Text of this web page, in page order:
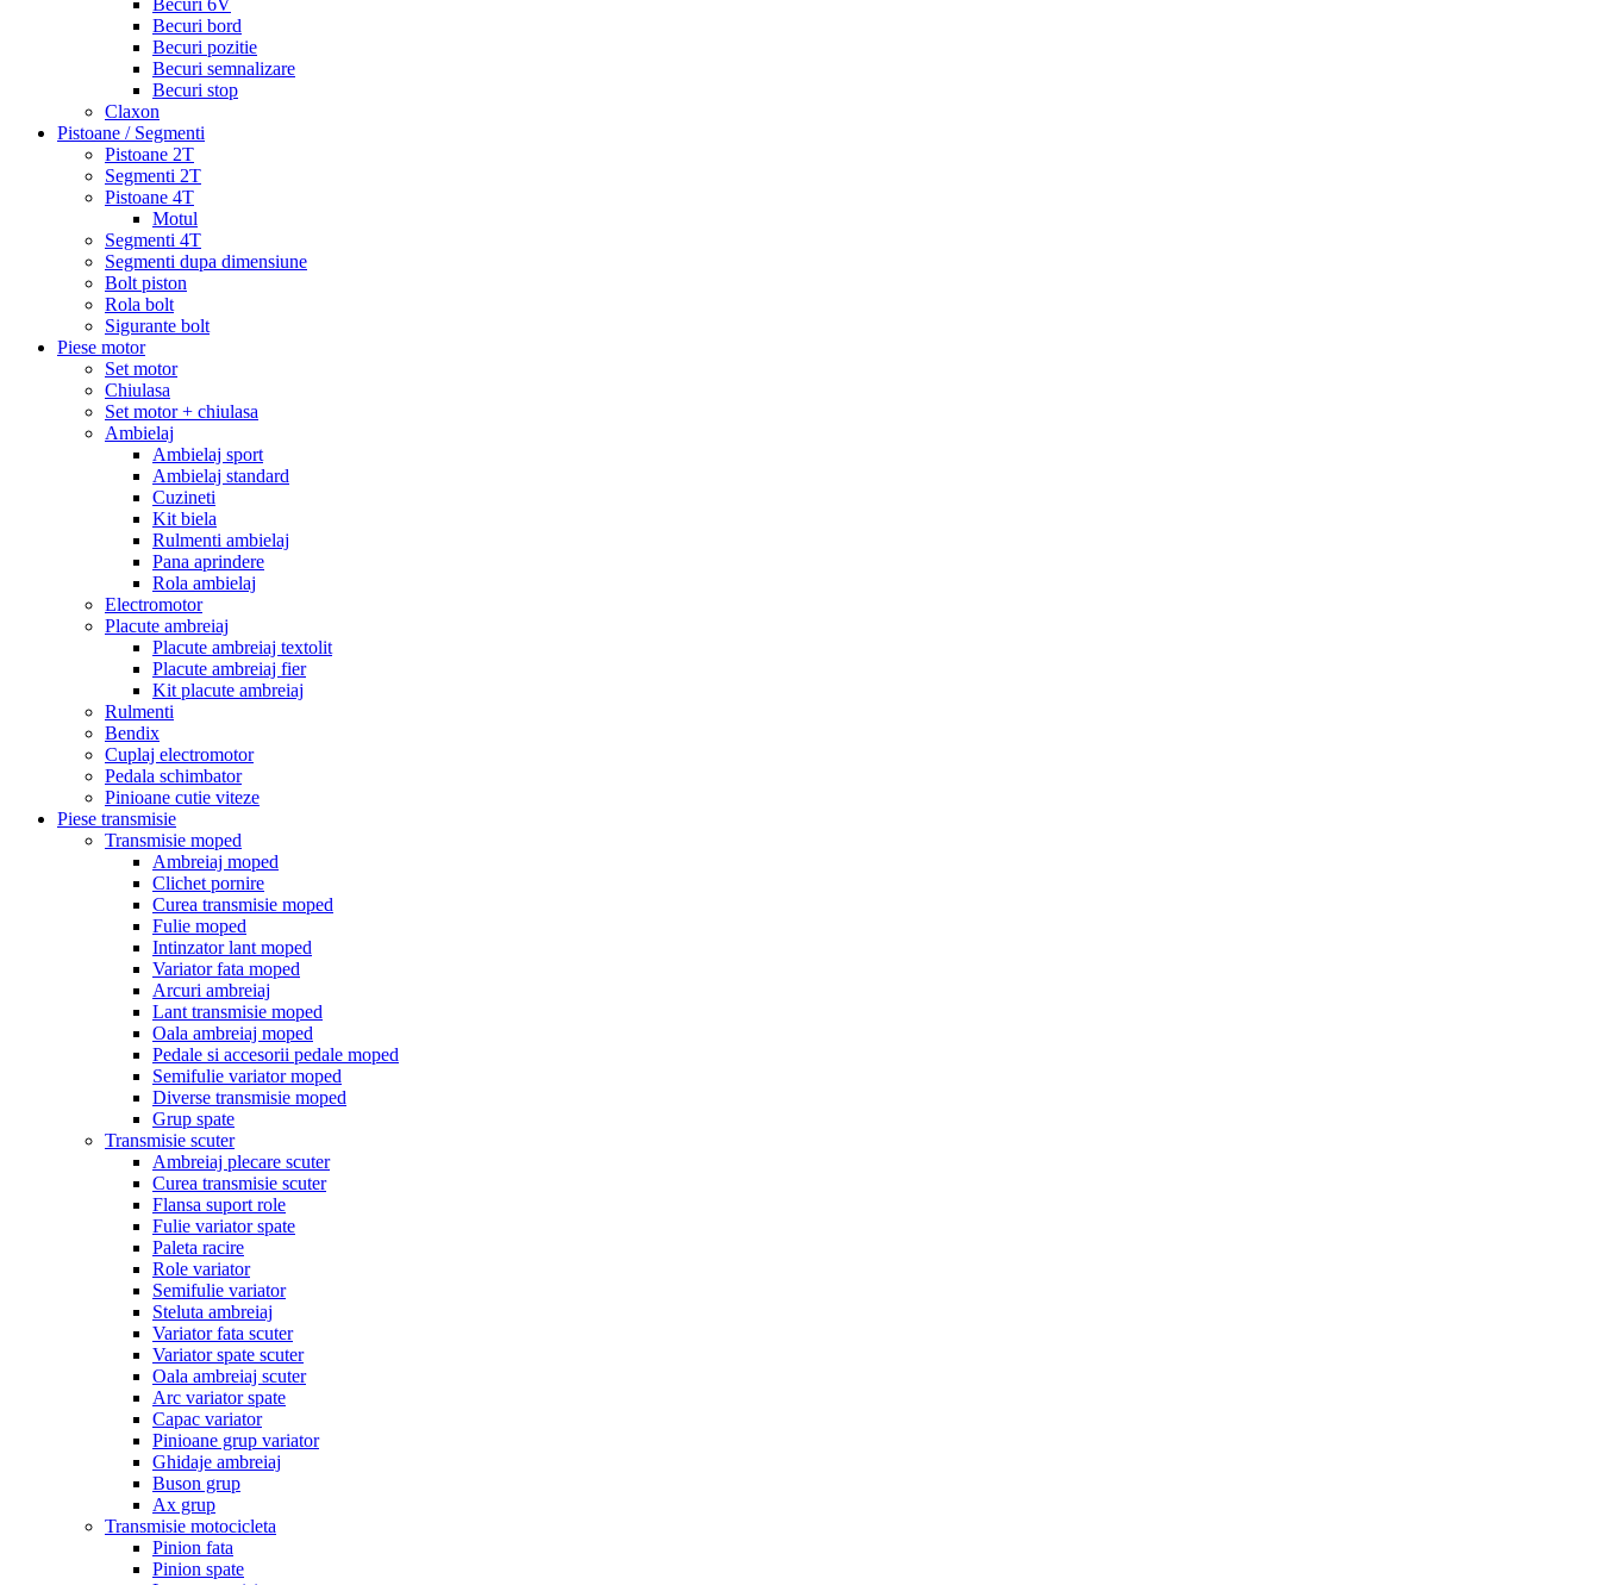
Becuri bord
Becuri pozitie
Becuri semnalizare
Becuri stop
Claxon
Pistoane / Segmenti
Pistoane 2T
Segmenti 2T
Pistoane 4T
Motul
Segmenti 4T
Segmenti dupa dimensiune
Bolt piston
Rola bolt
Sigurante bolt
Piese motor
Set motor
Chiulasa
Set motor + chiulasa
Ambielaj
Ambielaj sport
Ambielaj standard
Cuzineti
Kit biela
Rulmenti ambielaj
Pana aprindere
Rola ambielaj
Electromotor
Placute ambreiaj
Placute ambreiaj textolit
Placute ambreiaj fier
Kit placute ambreiaj
Rulmenti
Bendix
Cuplaj electromotor
Pedala schimbator
Pinioane cutie viteze
Piese transmisie
Transmisie moped
Ambreiaj moped
Clichet pornire
Curea transmisie moped
Fulie moped
Intinzator lant moped
Variator fata moped
Arcuri ambreiaj
Lant transmisie moped
Oala ambreiaj moped
Pedale si accesorii pedale moped
Semifulie variator moped
Diverse transmisie moped
Grup spate
Transmisie scuter
Ambreiaj plecare scuter
Curea transmisie scuter
Flansa suport role
Fulie variator spate
Paleta racire
Role variator
Semifulie variator
Steluta ambreiaj
Variator fata scuter
Variator spate scuter
Oala ambreiaj scuter
Arc variator spate
Capac variator
Pinioane grup variator
Ghidaje ambreiaj
Buson grup
Ax grup
Transmisie motocicleta
Pinion fata
Pinion spate